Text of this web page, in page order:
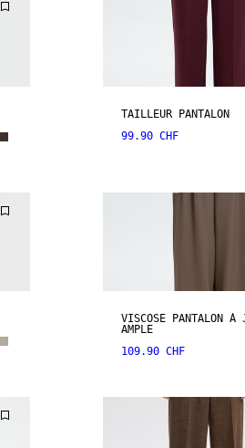
TAILLEUR PANTALON
99.90 CHF
VISCOSE PANTALON À
AMPLE
109.90 CHF